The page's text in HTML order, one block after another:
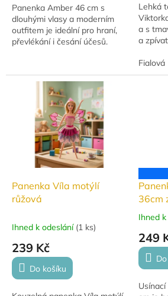
Panenka Amber 46 cm s
dlouhými vlasy a moderním
outfitem je ideální pro hraní,
převlékání i česání účesů.
dobrodružství.
Lehká
a s
a
Fialová
Panenka Víla motýlí
růžová
Ihned k odeslání (1 ks)
239 Kč
Do košíku
36cm
je
5,0
5
Ihned
249